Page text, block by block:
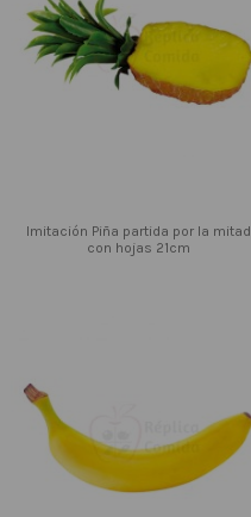
Imitación Piña partida por la mitad
con hojas 21cm